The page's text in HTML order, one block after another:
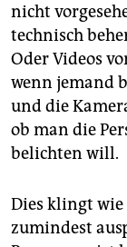
nicht
technisch
Oder Videos
wenn jemand
und die
ob man die
belichten will.
Dies klingt wie
zumindest